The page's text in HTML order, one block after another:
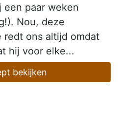
een paar weken
Nou, deze
ons altijd omdat
hij voor elke...
bekijken